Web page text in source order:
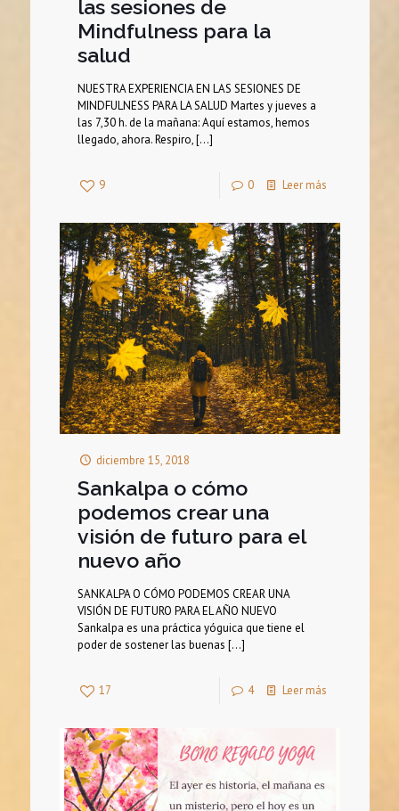
las sesiones de
Mindfulness para la
salud
NUESTRA EXPERIENCIA EN LAS SESIONES DE
MINDFULNESS PARA LA SALUD Martes y jueves a
las 7,30 h. de la mañana: Aquí estamos, hemos
llegado, ahora. Respiro,[…]
9 0 Leer más
diciembre 15, 2018
Sankalpa o cómo
podemos crear una
visión de futuro para el
nuevo año
SANKALPA O CÓMO PODEMOS CREAR UNA
VISIÓN DE FUTURO PARA EL AÑO NUEVO
Sankalpa es una práctica yóguica que tiene el
poder de sostener las buenas […]
17 4 Leer más